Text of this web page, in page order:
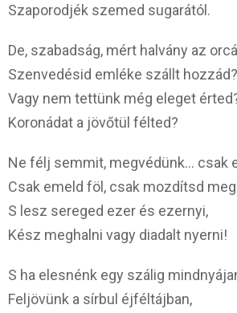
Szaporodjék szemed sugarától.
De, szabadság, mért halvány az
Szenvedésid emléke szállt hozzád?
Vagy nem tettünk még eleget
Koronádat a jövőtül félted?
Ne félj semmit, megvédünk… csak
Csak emeld föl, csak mozdítsd
S lesz sereged ezer és ezernyi,
Kész meghalni vagy diadalt nyerni!
S ha elesnénk egy szálig
Feljövünk a sírbul éjféltájban,